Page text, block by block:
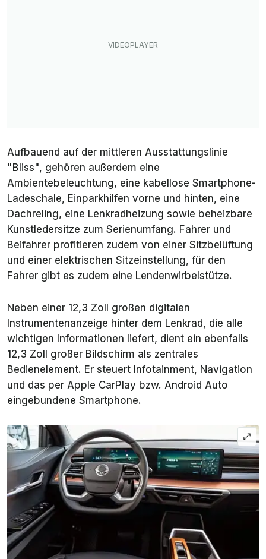
Aufbauend auf der mittleren Ausstattungslinie
"Bliss", gehören außerdem eine
Ambientebeleuchtung, eine kabellose Smartphone-
Ladeschale, Einparkhilfen vorne und hinten, eine
Dachreling, eine Lenkradheizung sowie beheizbare
Kunstledersitze zum Serienumfang. Fahrer und
Beifahrer profitieren zudem von einer Sitzbelüftung
und einer elektrischen Sitzeinstellung, für den
Fahrer gibt es zudem eine Lendenwirbelstütze.
Neben einer 12,3 Zoll großen digitalen
Instrumentenanzeige hinter dem Lenkrad, die alle
wichtigen Informationen liefert, dient ein ebenfalls
12,3 Zoll großer Bildschirm als zentrales
Bedienelement. Er steuert Infotainment, Navigation
und das per Apple CarPlay bzw. Android Auto
eingebundene Smartphone.